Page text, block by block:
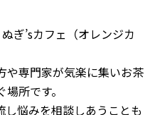
ぎ’sカフェ（オレンジカ
や専門家が気楽に集いお茶
所です。
し悩みを相談しあうことも